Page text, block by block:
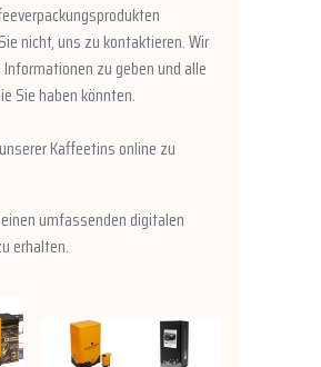
nicht, uns zu kontaktieren. Wir
zu geben und alle
Sie haben könnten.
Kaffeetins online zu
umfassenden digitalen
erhalten.